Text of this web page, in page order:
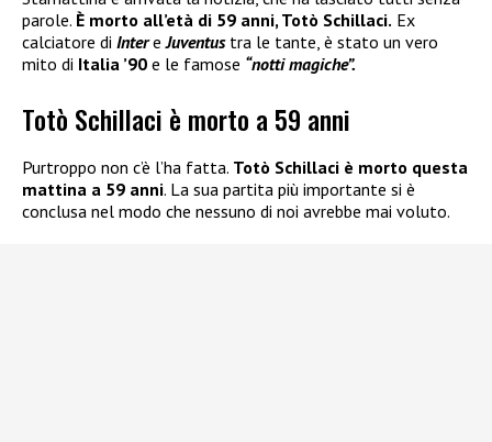
parole. È morto all’età di 59 anni, Totò Schillaci. Ex
calciatore di IntereJuventustra le tante, è stato un vero
mito di Italia ’90 e le famose “notti magiche”.
Totò Schillaci è morto a 59 anni
Purtroppo non c’è l’ha fatta. Totò Schillaci è morto questa
mattina a 59 anni. La sua partita più importante si è
conclusa nel modo che nessuno di noi avrebbe mai voluto.